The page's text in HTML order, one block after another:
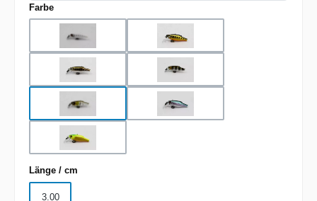
Farbeauswählen
Ayu Trout Ghost Ayu
Gold Trout Matte Trout
Matte White Pink Trout
Rainbow Trout
Länge / cm
3.00